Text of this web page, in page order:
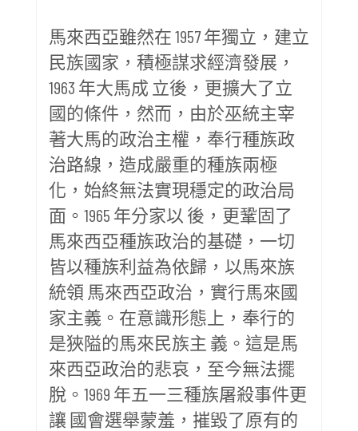
馬來西亞雖然在 1957 年獨立，建立
民族國家，積極謀求經濟發展，
1963 年大馬成 立後，更擴大了立
國的條件，然而，由於巫統主宰
著大馬的政治主權，奉行種族政
治路線，造成嚴重的種族兩極
化，始終無法實現穩定的政治局
面。1965 年分家以 後，更鞏固了
馬來西亞種族政治的基礎，一切
皆以種族利益為依歸，以馬來族
統領 馬來西亞政治，實行馬來國
家主義。在意識形態上，奉行的
是狹隘的馬來民族主 義。這是馬
來西亞政治的悲哀，至今無法擺
脫。1969 年五一三種族屠殺事件更
讓 國會選舉蒙羞，摧毀了原有的